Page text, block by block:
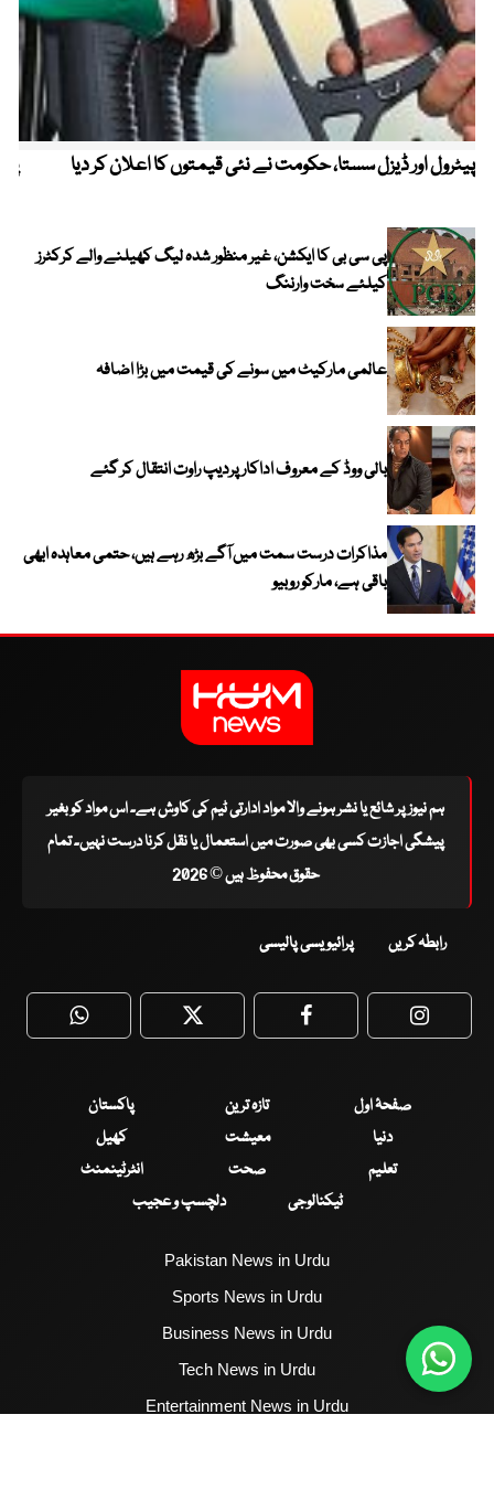
پیٹرول اور ڈیزل سستا، حکومت نے نئی قیمتوں کا اعلان کر دیا
پی سی بی کا ایکشن، غیر منظور شدہ لیگ کھیلنے والے کرکٹرز
کیلئے سخت وارننگ
عالمی مارکیٹ میں سونے کی قیمت میں بڑا اضافہ
بالی ووڈ کے معروف اداکار پردیپ راوت انتقال کر گئے
مذاکرات درست سمت میں آگے بڑھ رہے ہیں، حتمی معاہدہ ابھی
باقی ہے، مارکو روبیو
ہم نیوز پر شائع یا نشر ہونے والا مواد ادارتی ٹیم کی کاوش ہے۔ اس مواد کو بغیر
پیشگی اجازت کسی بھی صورت میں استعمال یا نقل کرنا درست نہیں۔ تمام
حقوق محفوظ ہیں © 2026
رابطہ کریں پرائیویسی پالیسی
WhatsApp Twitter Facebook
صفحۂ اول تازہ ترین
پاکستان
دنیا
معیشت
کھیل
تعلیم
صحت
انٹرٹینمنٹ
ٹیکنالوجی
دلچسپ و عجیب
Pakistan News in Urdu
Sports News in Urdu
Business News in Urdu
Tech News in Urdu
Entertainment News in Urdu